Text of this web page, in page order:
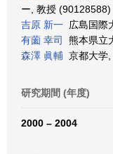
ー, 教授 (90128588)
吉原 新一 広島国際
有薗 幸司
熊本県立
森澤 眞輔 京都大学
研究期間 (年度)
2000 – 2004